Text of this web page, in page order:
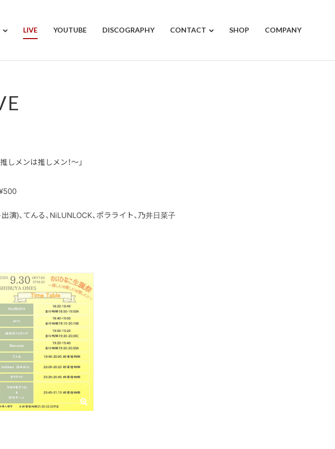
LIVE YOUTUBE DISCOGRAPHY CONTACT SHOP COMPANY
しメンは推しメン！〜」
演)、てんる、NiLUNLOCK、ポラライト、乃井日菜子